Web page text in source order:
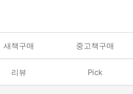
새책구매 중고책구매
리뷰 Pick